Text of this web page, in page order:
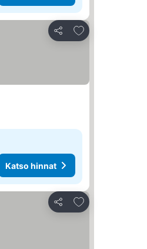
Jaa
Lisää suosikkeihin
Katso hinnat
Jaa
Lisää suosikkeihin